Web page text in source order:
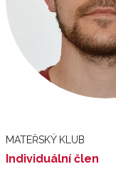
MATEŘSKÝ KLUB
Individuální člen